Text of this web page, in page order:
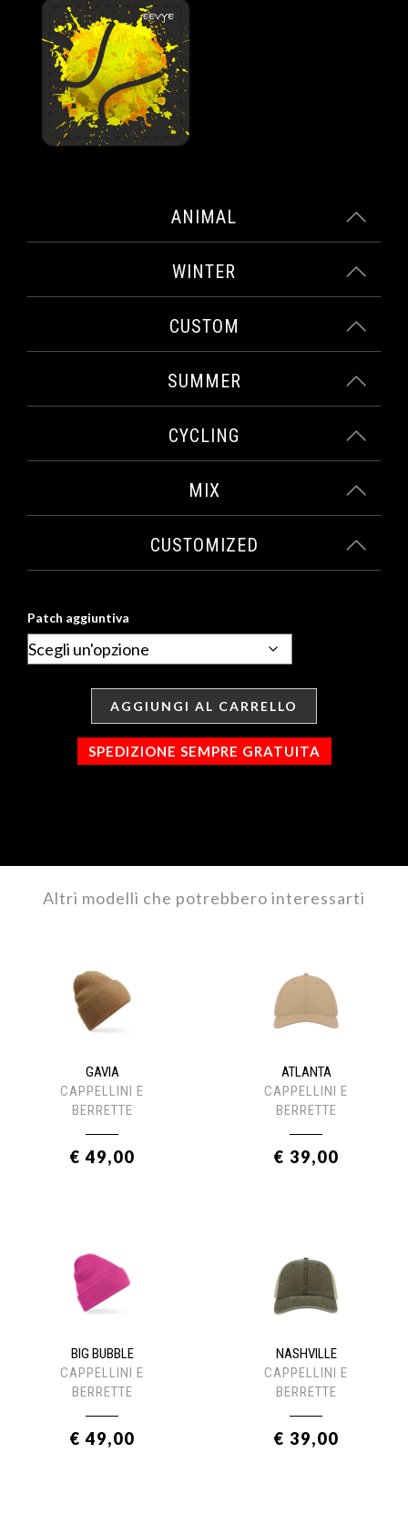
ANIMAL
WINTER
CUSTOM
SUMMER
CYCLING
MIX
CUSTOMIZED
Patch aggiuntiva
AGGIUNGI AL CARRELLO
SPEDIZIONE SEMPRE GRATUITA
Altri modelli che potrebbero interessarti
GAVIA
CAPPELLINI E
BERRETTE
€ 49,00
ATLANTA
CAPPELLINI E
BERRETTE
€ 39,00
BIG BUBBLE
CAPPELLINI E
BERRETTE
€ 49,00
NASHVILLE
CAPPELLINI E
BERRETTE
€ 39,00